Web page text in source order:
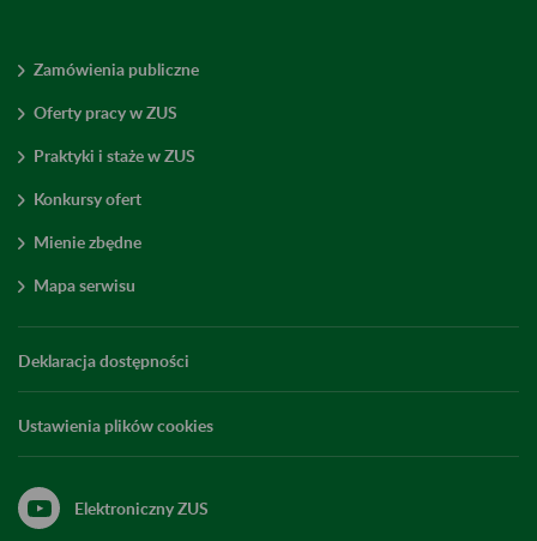
Zamówienia publiczne
Oferty pracy w ZUS
Praktyki i staże w ZUS
Konkursy ofert
Mienie zbędne
Mapa serwisu
Deklaracja dostępności
Ustawienia plików cookies
Elektroniczny ZUS